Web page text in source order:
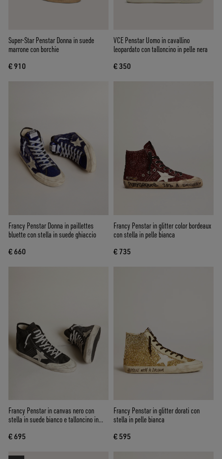
Super-Star Penstar Donna in suede
marrone con borchie
€ 910
VCE Penstar Uomo in cavallino
leopardato con talloncino in pelle nera
€ 350
Francy Penstar Donna in paillettes
bluette con stella in suede ghiaccio
€ 660
Francy Penstar in glitter color bordeaux
con stella in pelle bianca
€ 735
Francy Penstar in canvas nero con
stella in suede bianco e talloncino in
€ 695
Francy Penstar in glitter dorati con
stella in pelle bianca
€ 595